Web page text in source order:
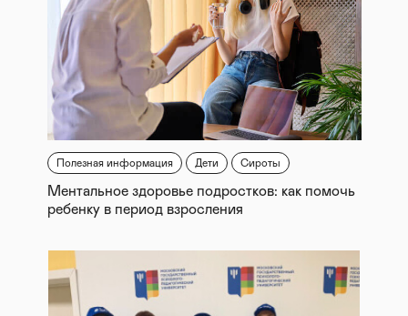
Полезная информация Дети Сироты
Ментальное здоровье подростков: как помочь
ребенку в период взросления